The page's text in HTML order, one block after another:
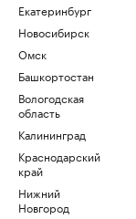
Екатеринбург
Новосибирск
Омск
Башкортостан
Вологодская
область
Калининград
Краснодарский
край
Нижний
Новгород